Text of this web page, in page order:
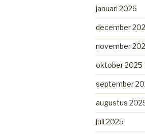
januari 2026
december
november
oktober 2025
september
augustus
juli 2025